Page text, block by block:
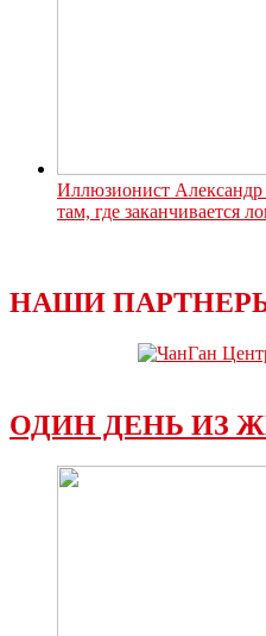
Иллюзионист Александр
там, где заканчивается
НАШИ
ОДИН ДЕНЬ ИЗ